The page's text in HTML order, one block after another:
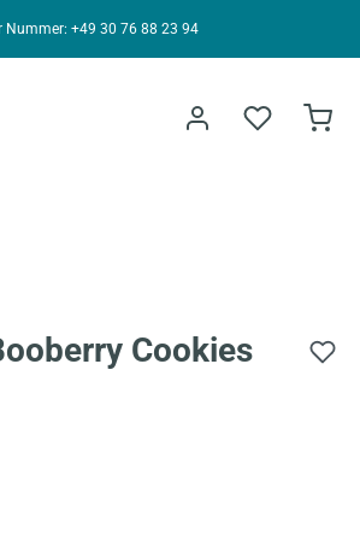
Nummer: +49 30 76 88 23 94
Cookies